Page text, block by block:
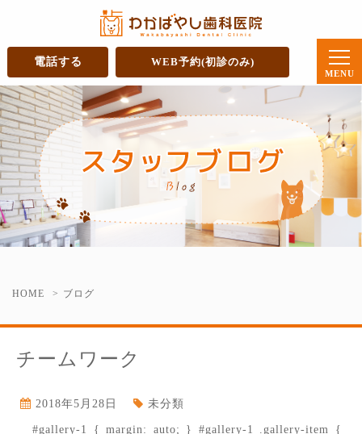
電話する WEB予約(初診のみ)
HOME ブログ
チームワーク
2018年5月28日 未分類
#gallery-1 { margin: auto; } #gallery-1 .gallery-item {